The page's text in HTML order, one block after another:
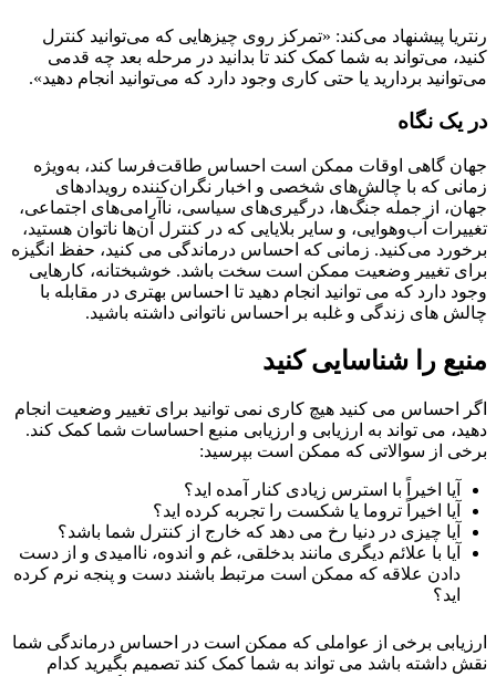
رنتریا پیشنهاد می‌کند: «تمرکز روی چیزهایی که می‌توانید کنترل
کنید، می‌تواند به شما کمک کند تا بدانید در مرحله بعد چه قدمی
می‌توانید بردارید یا حتی کاری وجود دارد که می‌توانید انجام دهید».
در یک نگاه
جهان گاهی اوقات ممکن است احساس طاقت‌فرسا کند، به‌ویژه
زمانی که با چالش‌های شخصی و اخبار نگران‌کننده رویدادهای
جهان، از جمله جنگ‌ها، درگیری‌های سیاسی، ناآرامی‌های اجتماعی،
تغییرات آب‌وهوایی، و سایر بلایایی که در کنترل آن‌ها ناتوان هستید،
برخورد می‌کنید. زمانی که احساس درماندگی می کنید، حفظ انگیزه
برای تغییر وضعیت ممکن است سخت باشد. خوشبختانه، کارهایی
وجود دارد که می توانید انجام دهید تا احساس بهتری در مقابله با
چالش های زندگی و غلبه بر احساس ناتوانی داشته باشید.
منبع را شناسایی کنید
اگر احساس می کنید هیچ کاری نمی توانید برای تغییر وضعیت انجام
دهید، می تواند به ارزیابی و ارزیابی منبع احساسات شما کمک کند.
برخی از سوالاتی که ممکن است بپرسید:
آیا اخیراً با استرس زیادی کنار آمده اید؟
آیا اخیراً تروما یا شکست را تجربه کرده اید؟
آیا چیزی در دنیا رخ می دهد که خارج از کنترل شما باشد؟
آیا با علائم دیگری مانند بدخلقی، غم و اندوه، ناامیدی و از دست
دادن علاقه که ممکن است مرتبط باشند دست و پنجه نرم کرده
اید؟
ارزیابی برخی از عواملی که ممکن است در احساس درماندگی شما
نقش داشته باشد می تواند به شما کمک کند تصمیم بگیرید کدام